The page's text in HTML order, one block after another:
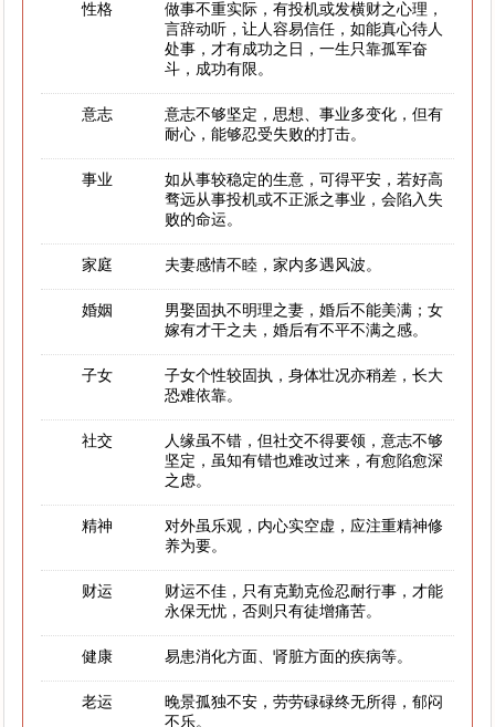
性格
做事不重实际，有投机或发横财之心理，
言辞动听，让人容易信任，如能真心待人
处事，才有成功之日，一生只靠孤军奋
斗，成功有限。
意志
意志不够坚定，思想、事业多变化，但有
耐心，能够忍受失败的打击。
事业
如从事较稳定的生意，可得平安，若好高
骛远从事投机或不正派之事业，会陷入失
败的命运。
家庭 夫妻感情不睦，家内多遇风波。
婚姻
男娶固执不明理之妻，婚后不能美满；女
嫁有才干之夫，婚后有不平不满之感。
子女
子女个性较固执，身体壮况亦稍差，长大
恐难依靠。
社交
人缘虽不错，但社交不得要领，意志不够
坚定，虽知有错也难改过来，有愈陷愈深
之虑。
精神
对外虽乐观，内心实空虚，应注重精神修
养为要。
财运
财运不佳，只有克勤克俭忍耐行事，才能
永保无忧，否则只有徒增痛苦。
健康 易患消化方面、肾脏方面的疾病等。
老运
晚景孤独不安，劳劳碌碌终无所得，郁闷
不乐。